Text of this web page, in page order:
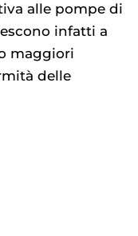
alle pompe di
infatti a
maggiori
delle